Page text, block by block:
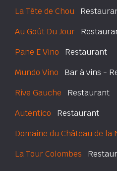
La Tête de Chou
Au Goût Du Jour
Pane E Vino Restaurant
Mundo Vino Bar à vins -
Rive Gauche Restaurant
Autentico Restaurant
Domaine du Château de la
La Tour Colombes